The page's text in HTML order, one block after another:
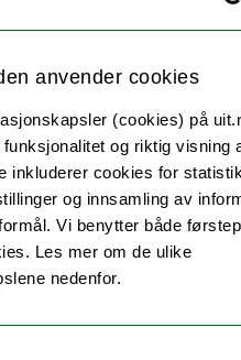
anvender cookies
(cookies) på
og riktig visning
inkluderer cookies for
og innsamling av
Vi benytter både
Les mer om de ulike
nedenfor.
Forskning og undervisning
du meg